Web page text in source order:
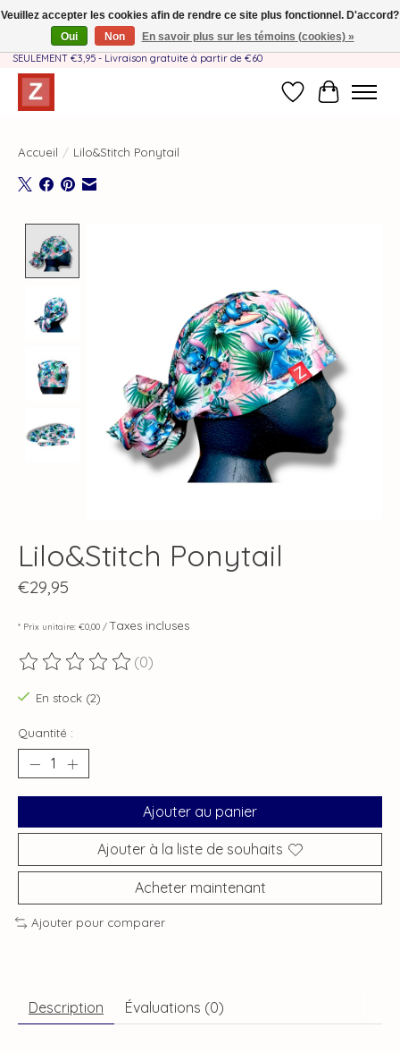
Fait à la main par une équipe mère-fille❤️ - Frais de livraison BE & NL
SEULEMENT €3,95 - Livraison gratuite à partir de €60
Liste dePanier
Accueil / Lilo&Stitch Ponytail
Lilo&Stitch Ponytail
€29,95
* Prix unitaire: €0,00 /Taxes incluses
Ce produit est évalué à
(0)
En stock (2)
Quantité :
Ajouter au panier
Ajouter à la liste de souhaits
Acheter maintenant
Ajouter pour comparer
Description Évaluations (0)
Veuillez accepter les cookies afin de rendre ce site plus fonctionnel. D'accord?
Oui
Non En savoir plus sur les témoins (cookies) »